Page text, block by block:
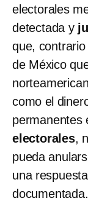
electorales
detectada y
que,
de México
como el
permanentes
electorales,
pueda
una
documentada.